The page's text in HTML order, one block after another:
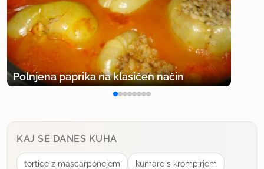
Polnjena paprika na klasičen način
KAJ SE DANES KUHA
tortice z mascarponejem kumare s krompirjem